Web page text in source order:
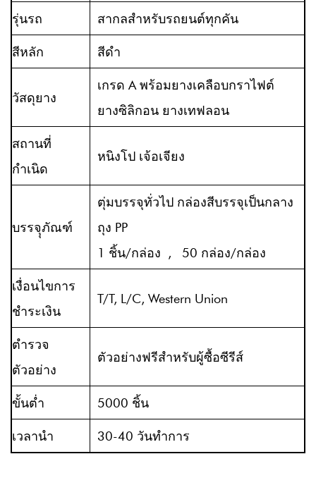
รุ่นรถ
สากลสำหรับรถยนต์ทุกคัน
สีหลัก
สีดำ
วัสดุยาง
เกรด A พร้อมยางเคลือบกราไฟต์
ยางซิลิกอน ยางเทฟลอน
สถานที่
กำเนิด
หนิงโป เจ้อเจียง
บรรจุุภัณฑ์
ตุ่มบรรจุทั่วไป กล่องสีบรรจุเป็นกลาง
ถุง PP
1 ชิ้น/กล่อง , 50 กล่อง/กล่อง
เงื่อนไขการ
ชำระเงิน
T/T, L/C, Western Union
ตำรวจ
ตัวอย่าง
ตัวอย่างฟรีสำหรับผู้ซื้อซีรีส์
ขั้นต่ำ
5000 ชิ้น
เวลานำ
30-40 วันทำการ